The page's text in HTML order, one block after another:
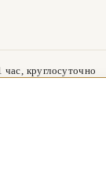
круглосуточно